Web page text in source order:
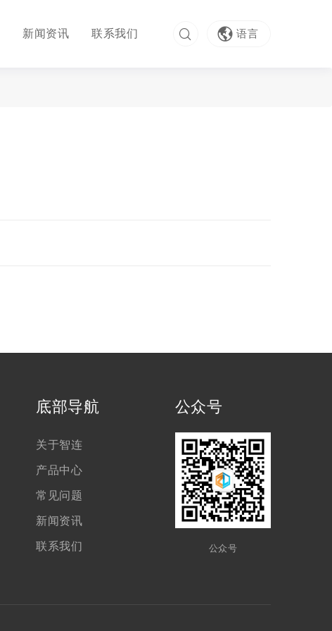
新闻资讯 联系我们 语言
底部导航
关于智连
产品中心
常见问题
新闻资讯
联系我们
公众号
公众号